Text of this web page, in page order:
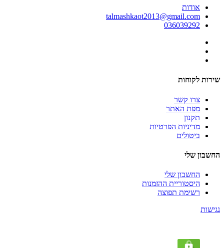
אודות
talmashkaot2013@gmail.com
036039292
שירות לקוחות
צרו קשר
מפת האתר
תקנון
מדיניות הפרטיות
ביטולים
החשבון שלי
החשבון שלי
היסטוריית ההזמנות
רשימת תפוצה
נגישות